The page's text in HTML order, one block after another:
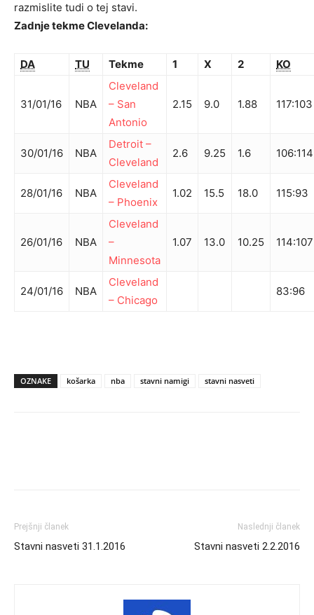
razmislite tudi o tej stavi.
Zadnje tekme Clevelanda:
DA TU Tekme 1 X 2 KO
31/01/16 NBA
Cleveland
– San
Antonio
2.15 9.0 1.88 117:103
30/01/16 NBA
Detroit –
Cleveland
2.6 9.25 1.6 106:114
28/01/16 NBA
Cleveland
– Phoenix
1.02 15.5 18.0 115:93
26/01/16 NBA
Cleveland
–
Minnesota
1.07 13.0 10.25 114:107
24/01/16 NBA
Cleveland
– Chicago
83:96
OZNAKE košarka nba stavni namigi stavni nasveti
Prejšnji članek
Stavni nasveti 31.1.2016
Naslednji članek
Stavni nasveti 2.2.2016